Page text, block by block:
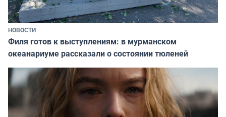
НОВОСТИ
Филя готов к выступлениям: в мурманском
океанариуме рассказали о состоянии тюленей